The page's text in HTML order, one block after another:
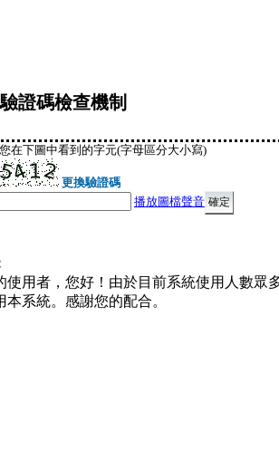
驗證碼檢查機制
在下圖中看到的字元(字母區分大小寫)
更換驗證碼
播放圖檔聲音
使用者，您好！由於目前系統使用人數眾
本系統。感謝您的配合。